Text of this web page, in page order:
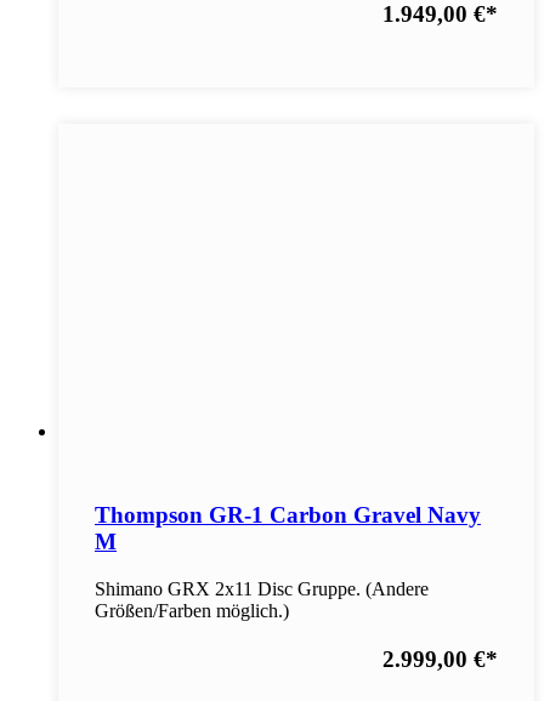
1.949,00 €*
Thompson GR-1 Carbon Gravel Navy
M
Shimano GRX 2x11 Disc Gruppe. (Andere
Größen/Farben möglich.)
2.999,00 €*